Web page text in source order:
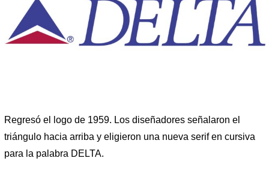
Regresó el logo de 1959. Los diseñadores señalaron el
triángulo hacia arriba y eligieron una nueva serif en cursiva
para la palabra DELTA.